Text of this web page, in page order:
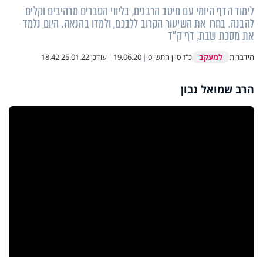
לימוד הדף היומי עם מיטב הרבנים, בליווי הסברים מרהיבים וקלים
להבנה. בחרו את השיעור הקרוב ללבכם, ולמדו בהנאה. היום נלמד
את מסכת שבת, דף ק"ד
הידברות למעקב כ"ז סיון התש"פ |
19.06.20
| עודכן25.01.22 18:42
הרב שמואל נבון